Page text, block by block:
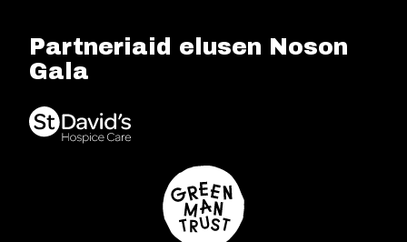
Partneriaid elusen Noson
Gala